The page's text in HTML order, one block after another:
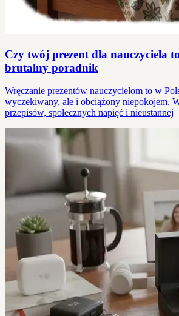
Czy twój prezent dla nauczyciela
brutalny poradnik
Wręczanie prezentów nauczycielom to w
wyczekiwany, ale i obciążony niepokojem.
przepisów, społecznych napięć i nieustannej